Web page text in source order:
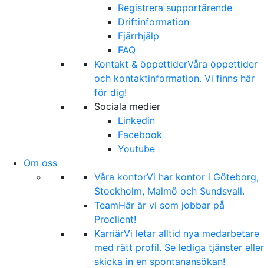
Registrera supportärende
Driftinformation
Fjärrhjälp
FAQ
Kontakt & öppettiderVåra öppettider
och kontaktinformation. Vi finns här
för dig!
Sociala medier
Linkedin
Facebook
Youtube
Om oss
Våra kontorVi har kontor i Göteborg,
Stockholm, Malmö och Sundsvall.
TeamHär är vi som jobbar på
Proclient!
KarriärVi letar alltid nya medarbetare
med rätt profil. Se lediga tjänster eller
skicka in en spontanansökan!